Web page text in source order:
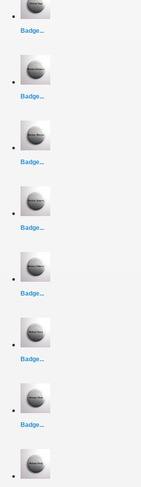
Badge...
Badge...
Badge...
Badge...
Badge...
Badge...
Badge...